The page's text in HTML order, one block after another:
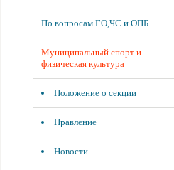
По вопросам ГО,ЧС и ОПБ
Муниципальный спорт и
физическая культура
Положение о секции
Правление
Новости